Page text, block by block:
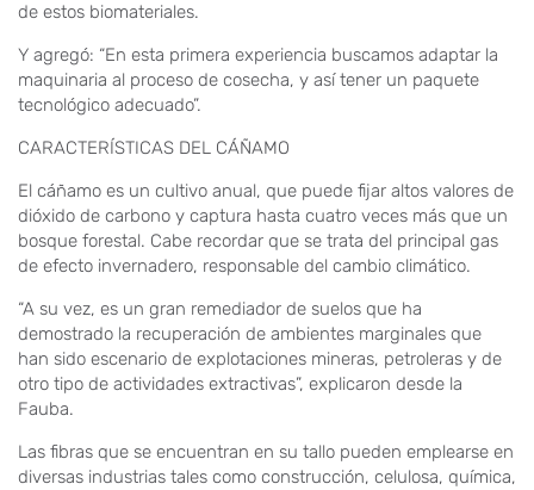
de estos biomateriales.
Y agregó: “En esta primera experiencia buscamos adaptar la
maquinaria al proceso de cosecha, y así tener un paquete
tecnológico adecuado”.
CARACTERÍSTICAS DEL CÁÑAMO
El cáñamo es un cultivo anual, que puede fijar altos valores de
dióxido de carbono y captura hasta cuatro veces más que un
bosque forestal. Cabe recordar que se trata del principal gas
de efecto invernadero, responsable del cambio climático.
“A su vez, es un gran remediador de suelos que ha
demostrado la recuperación de ambientes marginales que
han sido escenario de explotaciones mineras, petroleras y de
otro tipo de actividades extractivas”, explicaron desde la
Fauba.
Las fibras que se encuentran en su tallo pueden emplearse en
diversas industrias tales como construcción, celulosa, química,